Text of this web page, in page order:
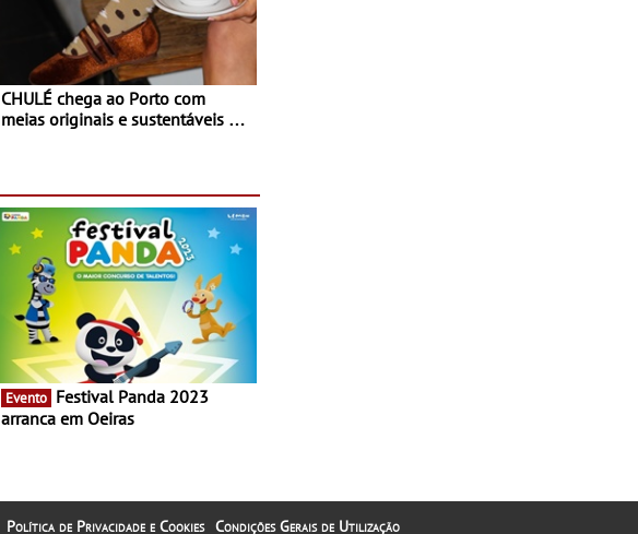
CHULÉ chega ao Porto com
meias originais e sustentáveis - A
Evento
arranca em Oeiras
Política de Privacidade e Cookies Condições Gerais de Utilização